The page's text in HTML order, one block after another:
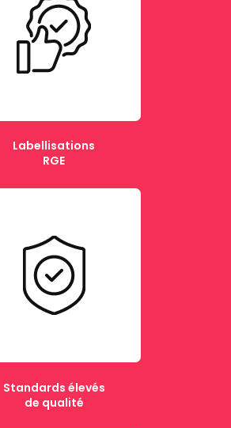
Labellisations
RGE
Standards élevés
de qualité